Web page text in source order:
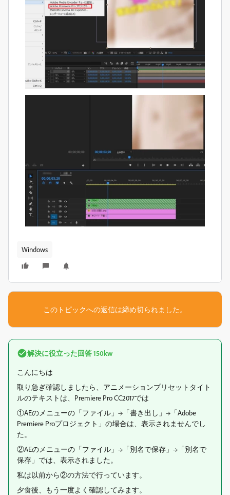
Windows
このトピックへの返信は締め切られました。
解決に役立った回答150kw
こんにちは
取り急ぎ確認しましたら、アニメーションプリセットタイト
ルのテキストは、Premiere Pro CC2017では
①AEのメニューの「ファイル」→「書き出し」→「Adobe
Premiere Proプロジェクト」の場合は、表示されませんでし
た。
②AEのメニューの「ファイル」→「別名で保存」→「別名で
保存」では、表示されました。
私は以前から②の方法で行っています。
夕食後、もう一度よく確認してみます。